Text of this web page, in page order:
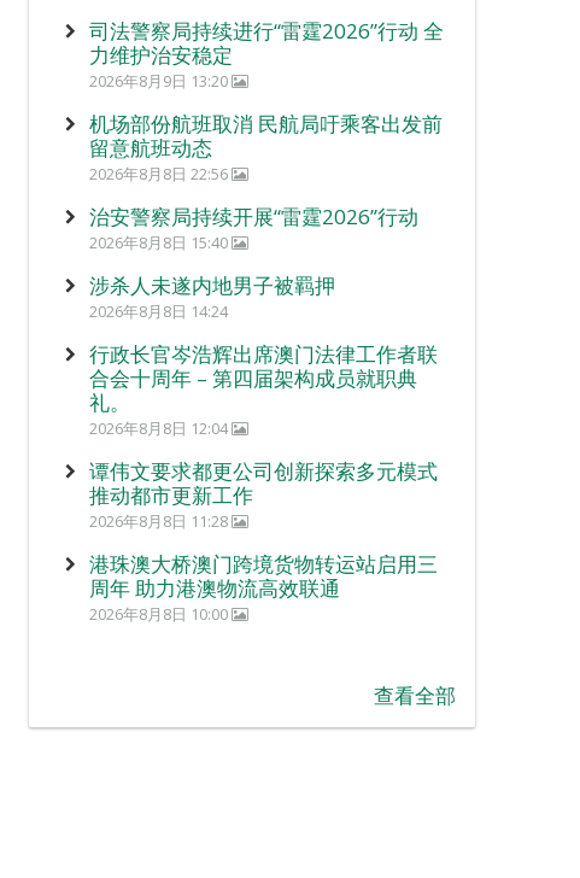
司法警察局持续进行“雷霆2026”行动 全
力维护治安稳定
2026年8月9日 13:20
机场部份航班取消 民航局吁乘客出发前
留意航班动态
2026年8月8日 22:56
治安警察局持续开展“雷霆2026”行动
2026年8月8日 15:40
涉杀人未遂内地男子被羁押
2026年8月8日 14:24
行政长官岑浩辉出席澳门法律工作者联
合会十周年 – 第四届架构成员就职典
礼。
2026年8月8日 12:04
谭伟文要求都更公司创新探索多元模式
推动都市更新工作
2026年8月8日 11:28
港珠澳大桥澳门跨境货物转运站启用三
周年 助力港澳物流高效联通
2026年8月8日 10:00
查看全部